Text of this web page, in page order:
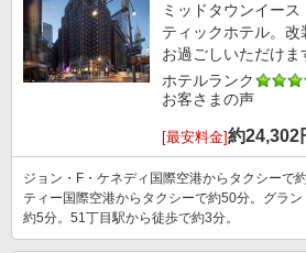
ミッドタウンイー
ティックホテル。改
お過ごしいただけま
ホテルランク
お客さまの声
[最安料金]約24,302
ジョン・F・ケネディ国際空港からタクシーで
ティー国際空港からタクシーで約50分。グラ
約5分。51丁目駅から徒歩で約3分。